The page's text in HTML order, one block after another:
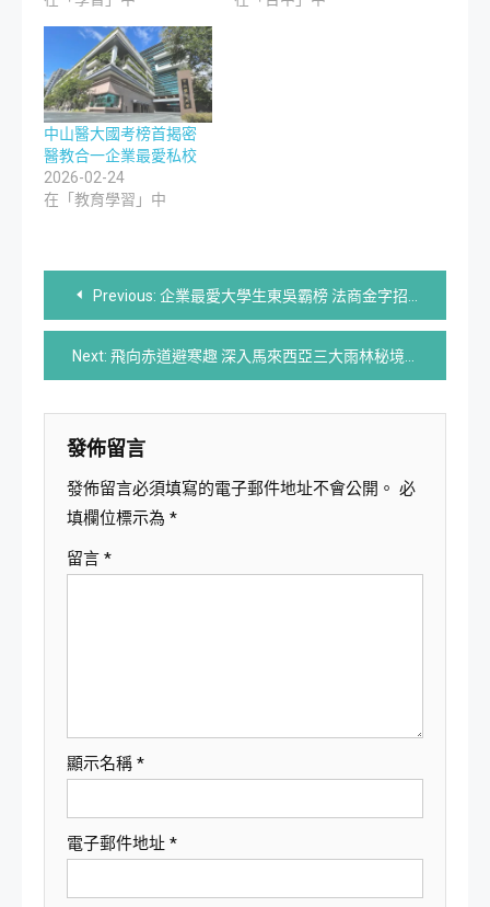
中山醫大國考榜首揭密
醫教合一企業最愛私校
2026-02-24
在「教育學習」中
文
章
導
覽
Previous: 企業最愛大學生東吳霸榜 法商金字招牌跨域奪冠
Next: 飛向赤道避寒趣 深入馬來西亞三大雨林秘境
發佈留言
發佈留言必須填寫的電子郵件地址不會公開。 必
填欄位標示為 *
留言 *
顯示名稱 *
電子郵件地址 *